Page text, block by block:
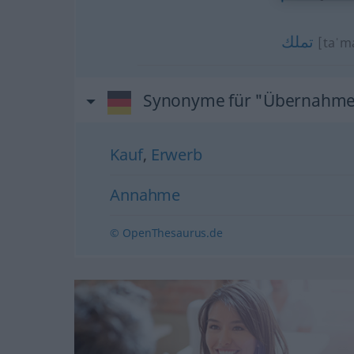
تملك
Synonyme für
Kauf, Erwerb
Annahme
© OpenThesaurus.de